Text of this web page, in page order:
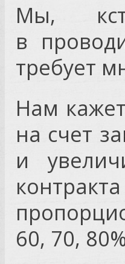
Мы,
в
требует
Нам
на счет
и
60, 70,